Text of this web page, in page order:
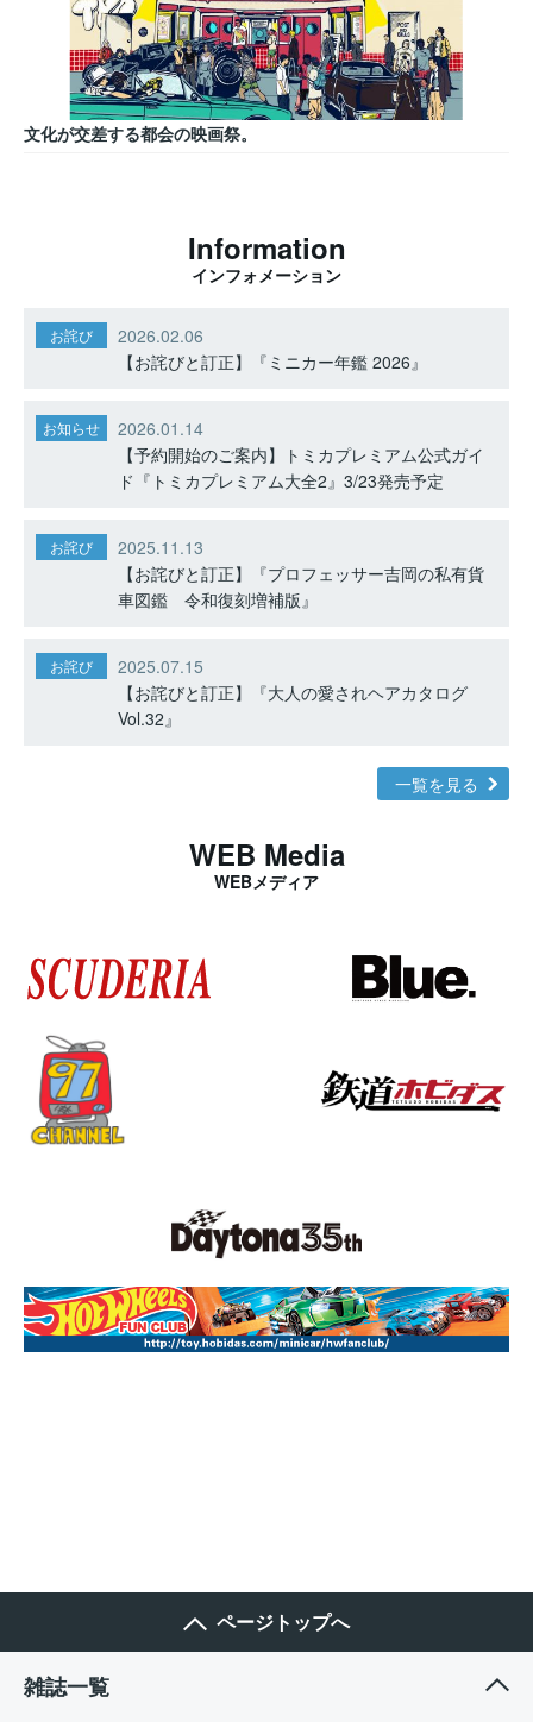
文化が交差する都会の映画祭。
Information
インフォメーション
お詫び
2026.02.06
【お詫びと訂正】『ミニカー年鑑 2026』
お知らせ
2026.01.14
【予約開始のご案内】トミカプレミアム公式ガイ
ド『トミカプレミアム大全2』3/23発売予定
お詫び
2025.11.13
【お詫びと訂正】『プロフェッサー吉岡の私有貨
車図鑑 令和復刻増補版』
お詫び
2025.07.15
【お詫びと訂正】『大人の愛されヘアカタログ
Vol.32』
一覧を見る
WEB Media
WEBメディア
ページトップへ
雑誌一覧